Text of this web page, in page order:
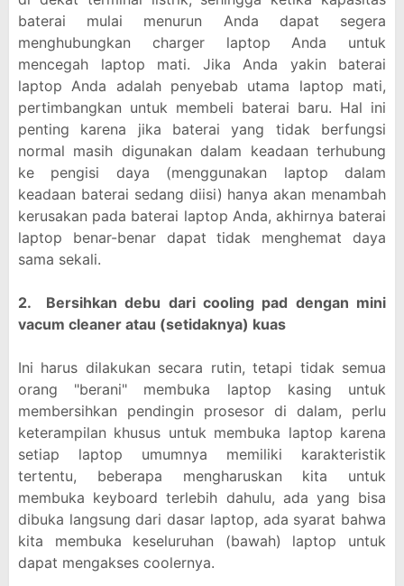
baterai mulai menurun Anda dapat segera
menghubungkan charger laptop Anda untuk
mencegah laptop mati. Jika Anda yakin baterai
laptop Anda adalah penyebab utama laptop mati,
pertimbangkan untuk membeli baterai baru. Hal ini
penting karena jika baterai yang tidak berfungsi
normal masih digunakan dalam keadaan terhubung
ke pengisi daya (menggunakan laptop dalam
keadaan baterai sedang diisi) hanya akan menambah
kerusakan pada baterai laptop Anda, akhirnya baterai
laptop benar-benar dapat tidak menghemat daya
sama sekali.
2. Bersihkan debu dari cooling pad dengan mini
vacum cleaner atau (setidaknya) kuas
Ini harus dilakukan secara rutin, tetapi tidak semua
orang "berani" membuka laptop kasing untuk
membersihkan pendingin prosesor di dalam, perlu
keterampilan khusus untuk membuka laptop karena
setiap laptop umumnya memiliki karakteristik
tertentu, beberapa mengharuskan kita untuk
membuka keyboard terlebih dahulu, ada yang bisa
dibuka langsung dari dasar laptop, ada syarat bahwa
kita membuka keseluruhan (bawah) laptop untuk
dapat mengakses coolernya.